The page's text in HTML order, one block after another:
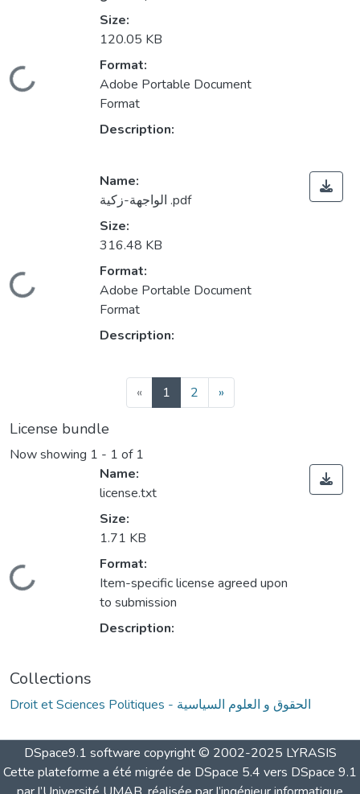
Loading...
Size:
120.05 KB
Format:
Adobe Portable Document
Format
Description:
Loading...
Name:
الواجهة-زكية .pdf
Size:
316.48 KB
Format:
Adobe Portable Document
Format
Description:
« 1(current)
2 »
License bundle
Now showing 1 - 1 of 1
Loading...
Name:
license.txt
Size:
1.71 KB
Format:
Item-specific license agreed upon
to submission
Description:
Collections
Droit et Sciences Politiques - الحقوق و العلوم السياسية
DSpace9.1 software copyright © 2002-2025 LYRASIS
Cette plateforme a été migrée de DSpace 5.4 vers DSpace 9.1